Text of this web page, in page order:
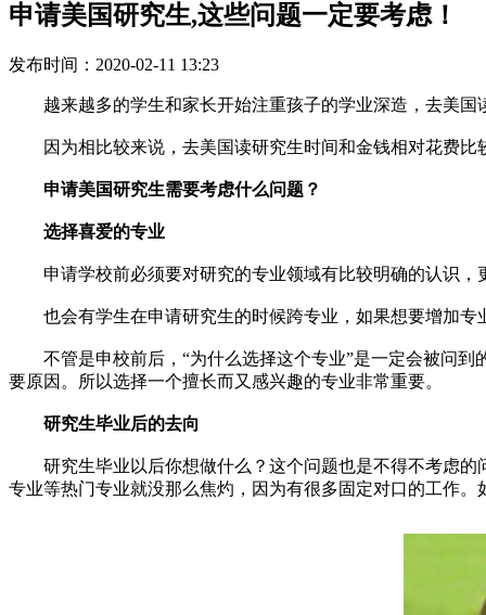
申请美国研究生,这些问题一定要考虑！
发布时间：2020-02-11 13:23
越来越多的学生和家长开始注重孩子的学业深造，去美国
因为相比较来说，去美国读研究生时间和金钱相对花费比
申请美国研究生需要考虑什么问题？
选择喜爱的专业
申请学校前必须要对研究的专业领域有比较明确的认识，
也会有学生在申请研究生的时候跨专业，如果想要增加专
不管是申校前后，“为什么选择这个专业”是一定会被问到
要原因。所以选择一个擅长而又感兴趣的专业非常重要。
研究生毕业后的去向
研究生毕业以后你想做什么？这个问题也是不得不考虑的
专业等热门专业就没那么焦灼，因为有很多固定对口的工作